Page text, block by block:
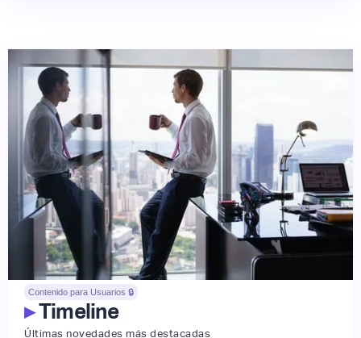
Contenido para Usuarios 🔒
▸Timeline
Últimas novedades más destacadas